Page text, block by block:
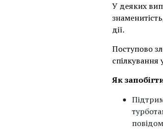
У деяких
дії.
Поступово
спілкування
Як